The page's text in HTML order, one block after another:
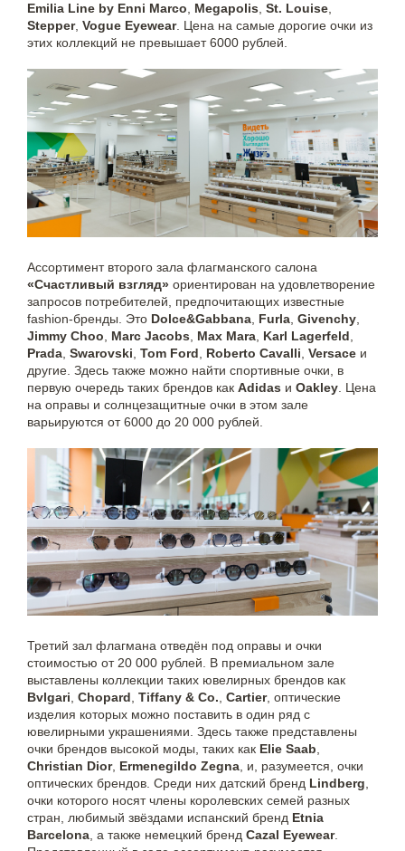
Emilia Line by Enni Marco
Megapolis St. Louise
Stepper, Vogue Eyewear. Цена на самые дорогие очки из
этих коллекций не превышает 6000 рублей.
Ассортимент второго зала флагманского салона
«Счастливый взгляд» ориентирован на удовлетворение
запросов потребителей, предпочитающих известные
fashion-бренды. Это Dolce&Gabbana Furla Givenchy
Jimmy Choo
Marc Jacobs Max Mara Karl Lagerfeld
Prada Swarovski Tom Ford Roberto Cavalli Versace и
другие. Здесь также можно найти спортивные очки, в
первую очередь таких брендов как Adidas и Oakley . Цена
на оправы и солнцезащитные очки в этом зале
варьируются от 6000 до 20 000 рублей.
Третий зал флагмана отведён под оправы и очки
стоимостью от 20 000 рублей. В премиальном зале
выставлены коллекции таких ювелирных брендов как
Bvlgari Chopard Tiffany & Co. Cartier, оптические
изделия которых можно поставить в один ряд с
ювелирными украшениями. Здесь также представлены
очки брендов высокой моды, таких как Elie Saab
Christian Dior, Ermenegildo Zegna , и, разумеется, очки
оптических брендов. Среди них датский бренд Lindberg
очки которого носят члены королевских семей разных
стран, любимый звёздами испанский бренд Etnia
Barcelona , а также немецкий бренд Cazal Eyewear.